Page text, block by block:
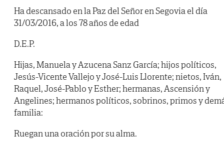
Ha descansado en la Paz del Señor en Segovia el día
31/03/2016, a los 78 años de edad
D.E.P.
Hijas, Manuela y Azucena Sanz García; hijos políticos,
Jesús-Vicente Vallejo y José-Luis Llorente; nietos, Iván,
Raquel, José-Pablo y Esther; hermanas, Ascensión y
Angelines; hermanos políticos, sobrinos, primos y
familia:
Ruegan una oración por su alma.